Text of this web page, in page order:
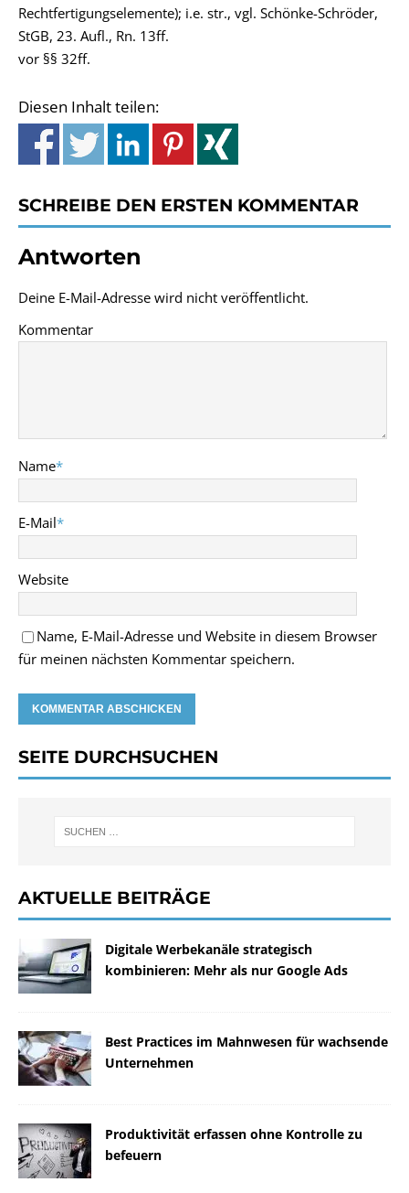
Rechtfertigungselemente); i.e. str., vgl. Schönke-Schröder,
StGB, 23. Aufl., Rn. 13ff.
vor §§ 32ff.
Diesen Inhalt teilen:
SCHREIBE DEN ERSTEN KOMMENTAR
Antworten
Deine E-Mail-Adresse wird nicht veröffentlicht.
Kommentar
Name*
E-Mail*
Website
Name, E-Mail-Adresse und Website in diesem Browser
für meinen nächsten Kommentar speichern.
SEITE DURCHSUCHEN
AKTUELLE BEITRÄGE
Digitale Werbekanäle strategisch
kombinieren: Mehr als nur Google Ads
Best Practices im Mahnwesen für wachsende
Unternehmen
Produktivität erfassen ohne Kontrolle zu
befeuern